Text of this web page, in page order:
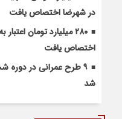
در شهرضا اختصاص یافت
۲۸۰ میلیارد تومان
اختصاص یافت
۹ طرح عمرانی در
شد